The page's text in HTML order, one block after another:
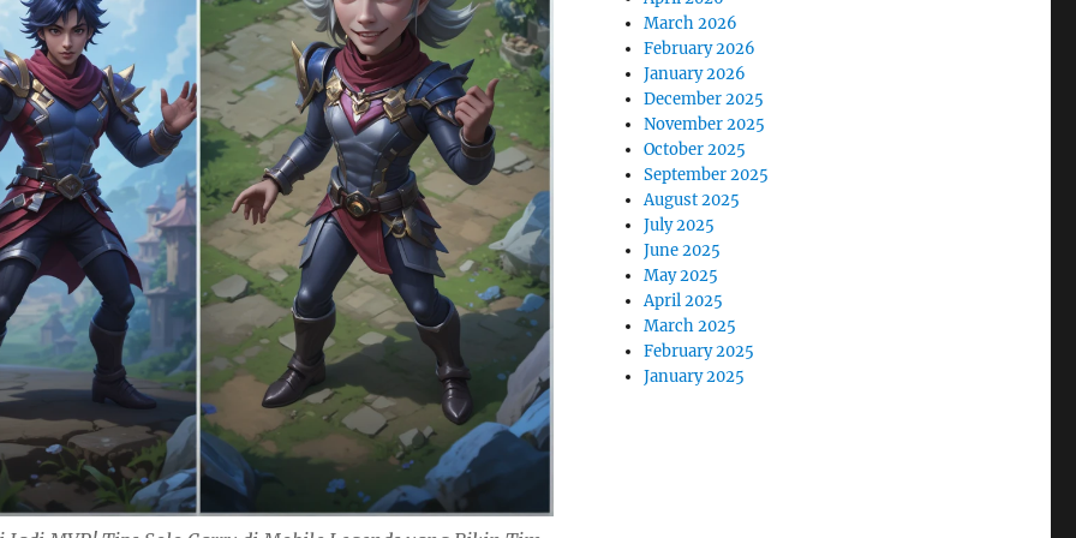
March 2026
February 2026
January 2026
December 2025
November 2025
October 2025
September 2025
August 2025
July 2025
June 2025
May 2025
April 2025
March 2025
February 2025
January 2025